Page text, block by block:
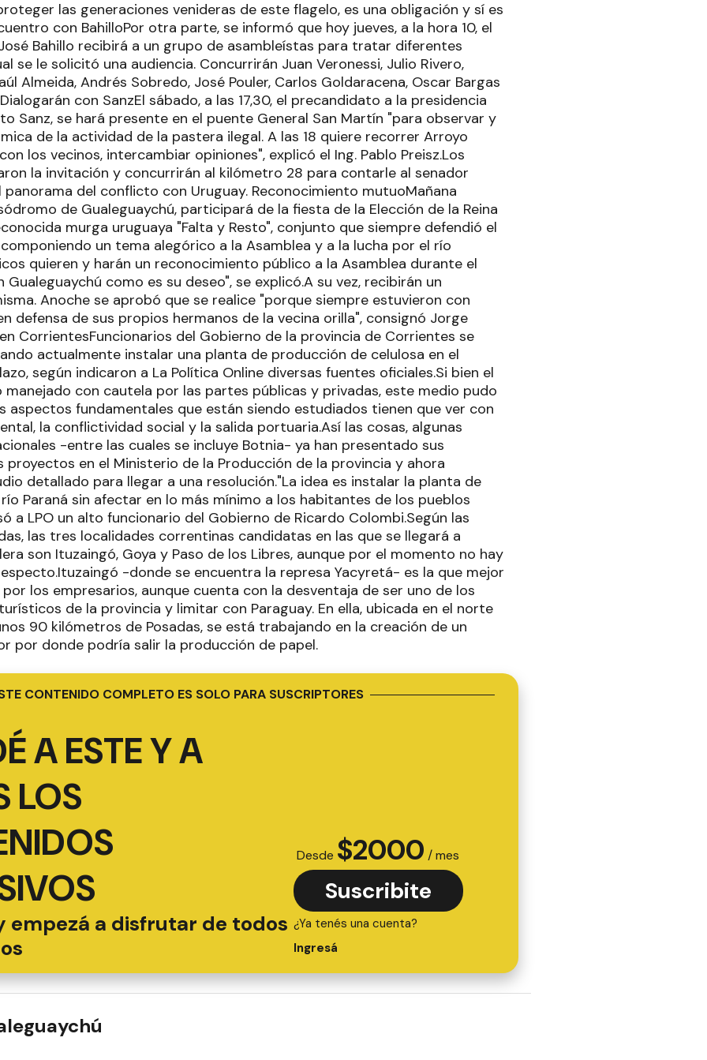
las generaciones venideras de este flagelo, es una obligación y sí es
con BahilloPor otra parte, se informó que hoy jueves, a la hora 10, el
Bahillo recibirá a un grupo de asambleístas para tratar diferentes
se le solicitó una audiencia. Concurrirán Juan Veronessi, Julio Rivero,
Almeida, Andrés Sobredo, José Pouler, Carlos Goldaracena, Oscar Bargas
con SanzEl sábado, a las 17,30, el precandidato a la presidencia
Sanz, se hará presente en el puente General San Martín "para observar y
de la actividad de la pastera ilegal. A las 18 quiere recorrer Arroyo
los vecinos, intercambiar opiniones", explicó el Ing. Pablo Preisz.Los
la invitación y concurrirán al kilómetro 28 para contarle al senador
del conflicto con Uruguay. Reconocimiento mutuoMañana
de Gualeguaychú, participará de la fiesta de la Elección de la Reina
murga uruguaya "Falta y Resto", conjunto que siempre defendió el
un tema alegórico a la Asamblea y a la lucha por el río
quieren y harán un reconocimiento público a la Asamblea durante el
como es su deseo", se explicó.A su vez, recibirán un
Anoche se aprobó que se realice "porque siempre estuvieron con
defensa de sus propios hermanos de la vecina orilla", consignó Jorge
CorrientesFuncionarios del Gobierno de la provincia de Corrientes se
actualmente instalar una planta de producción de celulosa en el
según indicaron a La Política Online diversas fuentes oficiales.Si bien el
con cautela por las partes públicas y privadas, este medio pudo
aspectos fundamentales que están siendo estudiados tienen que ver con
la conflictividad social y la salida portuaria.Así las cosas, algunas
-entre las cuales se incluye Botnia- ya han presentado sus
en el Ministerio de la Producción de la provincia y ahora
detallado para llegar a una resolución."La idea es instalar la planta de
Paraná sin afectar en lo más mínimo a los habitantes de los pueblos
a LPO un alto funcionario del Gobierno de Ricardo Colombi.Según las
las tres localidades correntinas candidatas en las que se llegará a
son Ituzaingó, Goya y Paso de los Libres, aunque por el momento no hay
-donde se encuentra la represa Yacyretá- es la que mejor
los empresarios, aunque cuenta con la desventaja de ser uno de los
de la provincia y limitar con Paraguay. En ella, ubicada en el norte
90 kilómetros de Posadas, se está trabajando en la creación de un
por donde podría salir la producción de papel.
CONTENIDO COMPLETO ES SOLO PARA SUSCRIPTORES
A ESTE Y A
LOS
empezá a disfrutar de todos
Desde $2000 / mes
Suscribite
¿Ya tenés una cuenta?
Ingresá